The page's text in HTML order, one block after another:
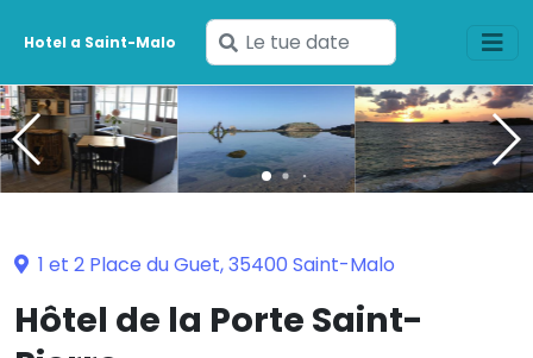
Hotel a Saint-Malo
Inserisci
le
tue
date
1 et 2 Place du Guet, 35400 Saint-Malo
Hôtel de la Porte Saint-